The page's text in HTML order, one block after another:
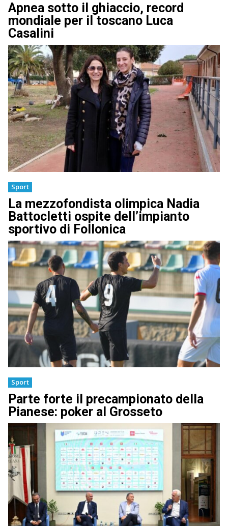
Apnea sotto il ghiaccio, record
mondiale per il toscano Luca
Casalini
Sport
La mezzofondista olimpica Nadia
Battocletti ospite dell’impianto
sportivo di Follonica
Sport
Parte forte il precampionato della
Pianese: poker al Grosseto